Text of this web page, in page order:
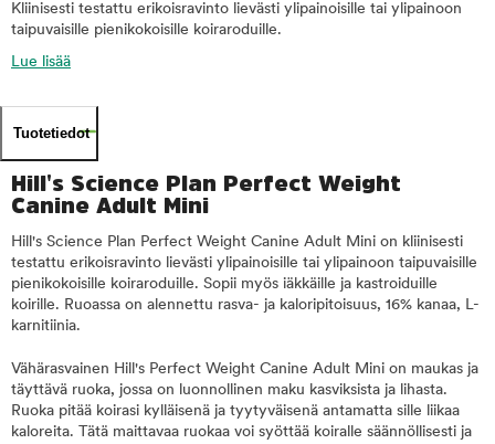
Kliinisesti testattu erikoisravinto lievästi ylipainoisille tai ylipainoon
taipuvaisille pienikokoisille koiraroduille.
Lue lisää
Tuotetiedot
Hill's Science Plan Perfect Weight
Canine Adult Mini
Hill's Science Plan Perfect Weight Canine Adult Mini on kliinisesti
testattu erikoisravinto lievästi ylipainoisille tai ylipainoon taipuvaisille
pienikokoisille koiraroduille. Sopii myös iäkkäille ja kastroiduille
koirille. Ruoassa on alennettu rasva- ja kaloripitoisuus, 16% kanaa, L-
karnitiinia.
Vähärasvainen Hill's Perfect Weight Canine Adult Mini on maukas ja
täyttävä ruoka, jossa on luonnollinen maku kasviksista ja lihasta.
Ruoka pitää koirasi kylläisenä ja tyytyväisenä antamatta sille liikaa
kaloreita. Tätä maittavaa ruokaa voi syöttää koiralle säännöllisesti ja